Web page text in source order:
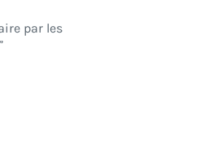
par les